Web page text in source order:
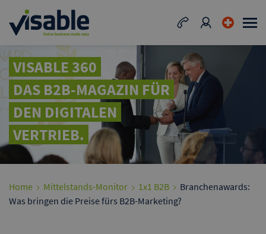
VISABLE 360
DAS B2B-MAGAZIN FÜR
DEN DIGITALEN
VERTRIEB.
Home Mittelstands-Monitor 1x1 B2B
Branchenawards:
Was bringen die Preise fürs B2B-Marketing?